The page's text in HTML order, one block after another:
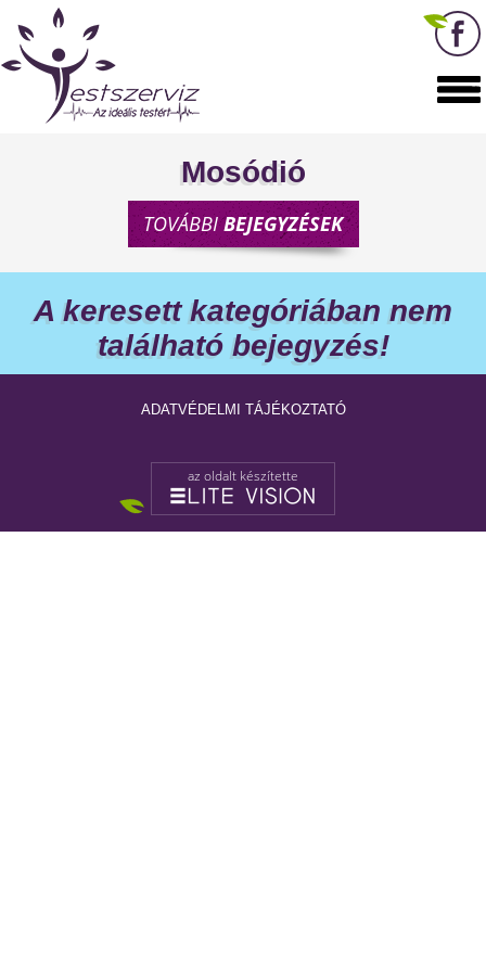
Mosódió
TOVÁBBIBEJEGYZÉSEK
A keresett kategóriában nem
található bejegyzés!
ADATVÉDELMI TÁJÉKOZTATÓ
az oldalt készítette